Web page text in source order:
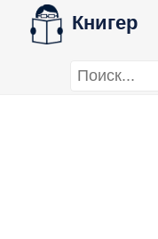
Книгер